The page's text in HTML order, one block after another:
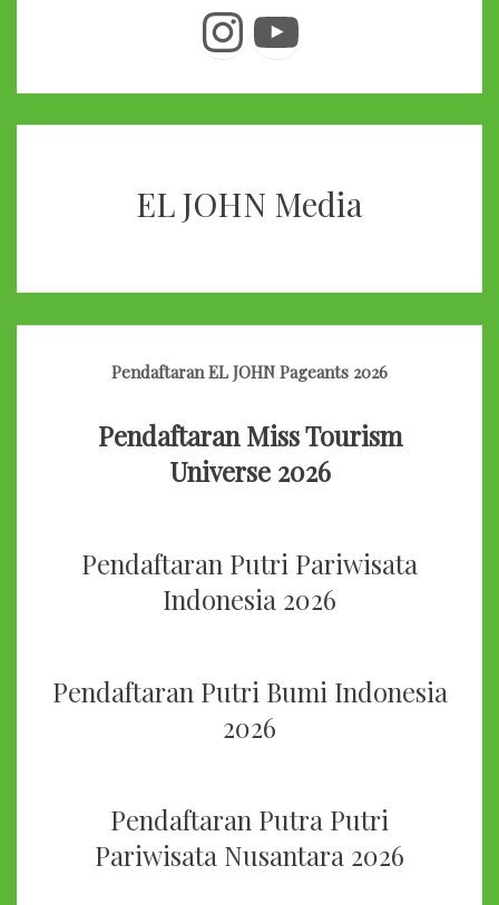
Instagram
YouTube
EL JOHN Media
Pendaftaran EL JOHN Pageants 2026
Pendaftaran Miss Tourism
Universe 2026
Pendaftaran Putri Pariwisata
Indonesia 2026
Pendaftaran Putri Bumi Indonesia
2026
Pendaftaran Putra Putri
Pariwisata Nusantara 2026